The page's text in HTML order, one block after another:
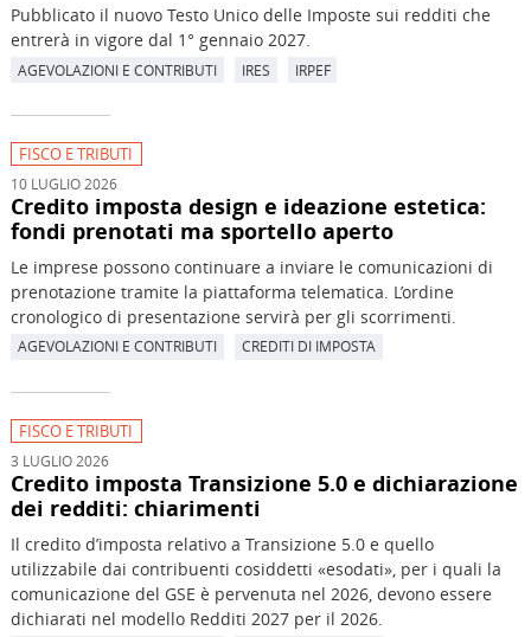
Pubblicato il nuovo Testo Unico delle Imposte sui redditi che
entrerà in vigore dal 1° gennaio 2027.
AGEVOLAZIONI E CONTRIBUTI IRES IRPEF
FISCO E TRIBUTI
10 LUGLIO 2026
Credito imposta design e ideazione estetica:
fondi prenotati ma sportello aperto
Le imprese possono continuare a inviare le comunicazioni di
prenotazione tramite la piattaforma telematica. L’ordine
cronologico di presentazione servirà per gli scorrimenti.
AGEVOLAZIONI E CONTRIBUTI CREDITI DI IMPOSTA
FISCO E TRIBUTI
3 LUGLIO 2026
Credito imposta Transizione 5.0 e dichiarazione
dei redditi: chiarimenti
Il credito d’imposta relativo a Transizione 5.0 e quello
utilizzabile dai contribuenti cosiddetti «esodati», per i quali la
comunicazione del GSE è pervenuta nel 2026, devono essere
dichiarati nel modello Redditi 2027 per il 2026.